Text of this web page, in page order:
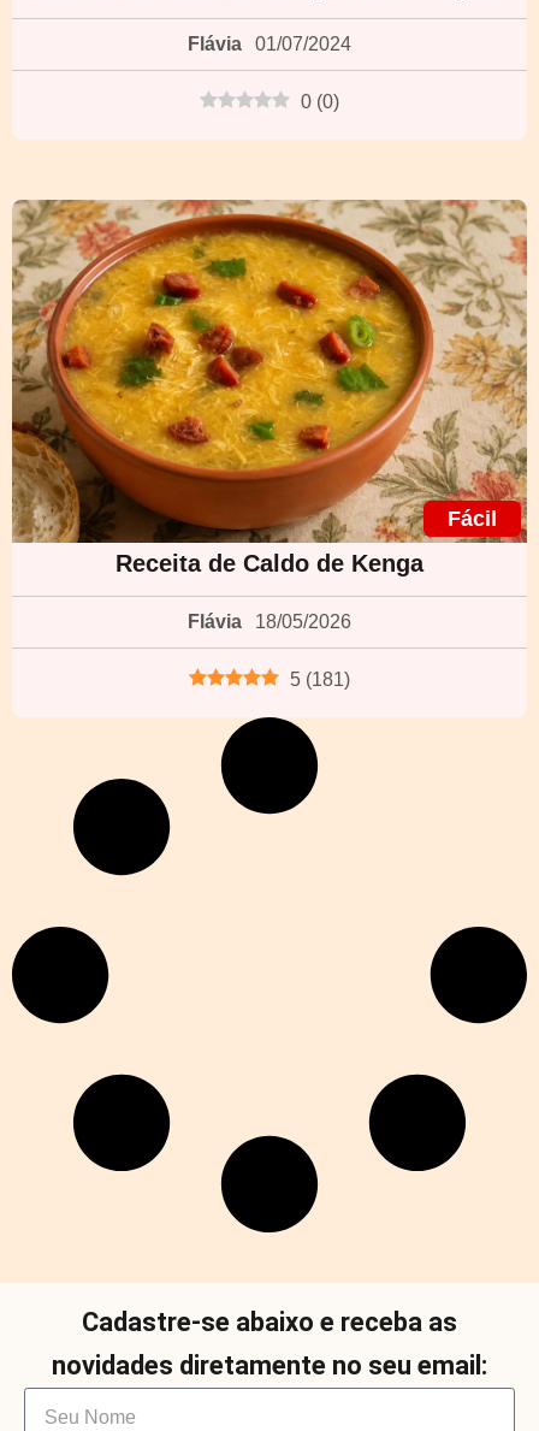
Flávia 01/07/2024
0 (0)
Fácil
Receita de Caldo de Kenga
Flávia 18/05/2026
5 (181)
Cadastre-se abaixo e receba as
novidades diretamente no seu email: